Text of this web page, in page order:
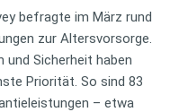
befragte im März rund
zur Altersvorsorge.
und Sicherheit haben
Priorität. So sind 83
– etwa